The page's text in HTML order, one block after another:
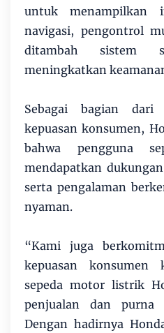
untuk menampilkan
navigasi, pengontrol
ditambah sistem
meningkatkan
Sebagai bagian dari
kepuasan konsumen,
bahwa pengguna
mendapatkan
serta pengalaman
nyaman.
“Kami juga
kepuasan konsumen
sepeda motor listrik
penjualan dan purna
Dengan hadirnya